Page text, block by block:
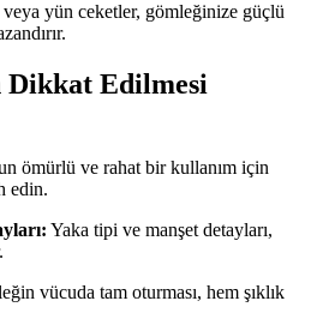
veya yün ceketler, gömleğinize güçlü
Dikkat Edilmesi
ömürlü ve rahat bir kullanım için
edin.
Yaka tipi ve manşet detayları,
vücuda tam oturması, hem şıklık